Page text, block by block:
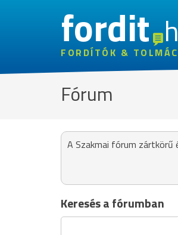
fordit
FORDÍTÓK &
Fórum
A Szakmai fórum zártkörű
Keresés a fórumban